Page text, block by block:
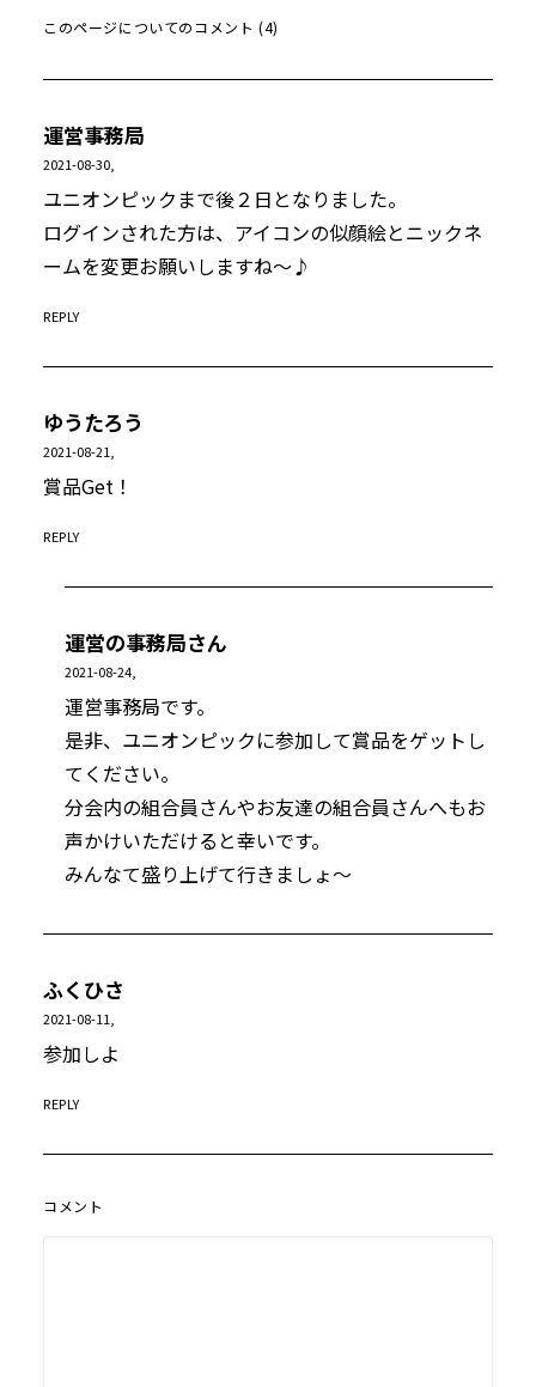
このページについてのコメント (4)
運営事務局
2021-08-30,
ユニオンピックまで後２日となりました。
ログインされた方は、アイコンの似顔絵とニックネ
ームを変更お願いしますね〜♪
REPLY
ゆうたろう
2021-08-21,
賞品Get！
REPLY
運営の事務局さん
2021-08-24,
運営事務局です。
是非、ユニオンピックに参加して賞品をゲットし
てください。
分会内の組合員さんやお友達の組合員さんへもお
声かけいただけると幸いです。
みんなて盛り上げて行きましょ〜
ふくひさ
2021-08-11,
参加しよ
REPLY
コメント